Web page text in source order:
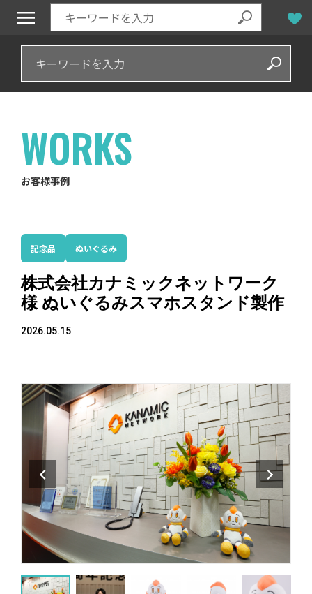
WORKS
お客様事例
記念品 ぬいぐるみ
株式会社カナミックネットワーク
様 ぬいぐるみスマホスタンド製作
2026.05.15